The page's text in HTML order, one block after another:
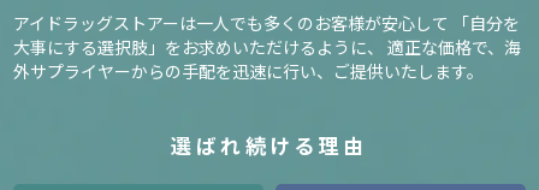
アイドラッグストアーは一人でも多くのお客様が安心して
「自分を
大事にする選択肢」をお求めいただけるように、 適正な価格で、海
外サプライヤーからの手配を迅速に行い、ご提供いたします。
選ばれ続ける理由